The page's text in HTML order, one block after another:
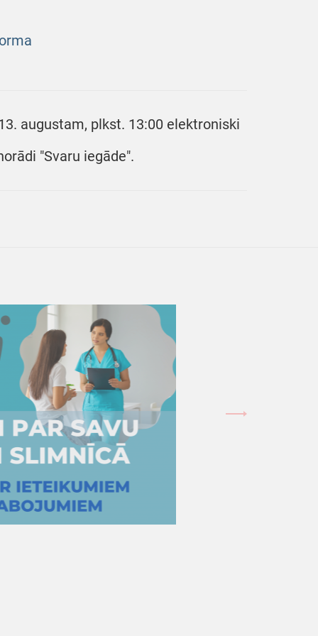
augustam, plkst. 13:00 elektroniski
"Svaru iegāde".